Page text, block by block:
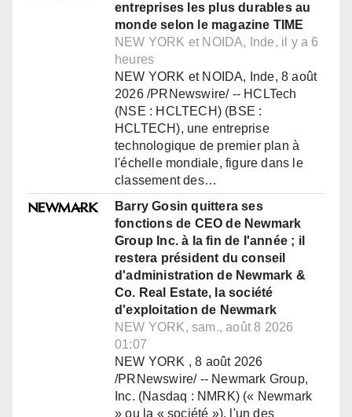
entreprises les plus durables au
monde selon le magazine TIME
NEW YORK et NOIDA, Inde, il y a 6
heures
NEW YORK et NOIDA, Inde, 8 août
2026 /PRNewswire/ -- HCLTech
(NSE : HCLTECH) (BSE :
HCLTECH), une entreprise
technologique de premier plan à
l'échelle mondiale, figure dans le
classement des…
Barry Gosin quittera ses
fonctions de CEO de Newmark
Group Inc. à la fin de l'année ; il
restera président du conseil
d'administration de Newmark &
Co. Real Estate, la société
d'exploitation de Newmark
NEW YORK, sam., août 8 2026
01:07
NEW YORK , 8 août 2026
/PRNewswire/ -- Newmark Group,
Inc. (Nasdaq : NMRK) (« Newmark
» ou la « société »), l'un des